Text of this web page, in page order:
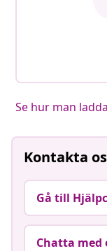
Se hur man
Kontakta
Gå till
Chatta med